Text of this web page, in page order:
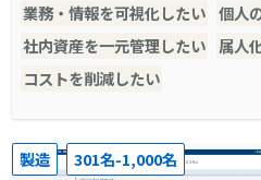
業務・情報を可視化したい 個人
社内資産を一元管理したい 属人
コストを削減したい
製造 301名-1,000名